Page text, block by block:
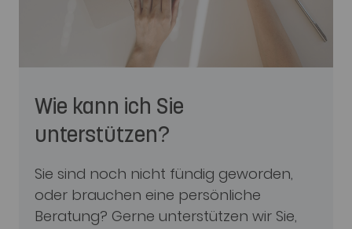
Wie kann ich Sie
unterstützen?
Sie sind noch nicht fündig geworden,
oder brauchen eine persönliche
Beratung? Gerne unterstützen wir Sie,